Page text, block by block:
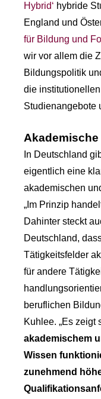
Hybrid‘ hybride
England und
für Bildung und
wir vor allem die
Bildungspolitik
die
Studienangebote
In Deutschland
eigentlich eine
akademischen
„Im Prinzip
Dahinter steckt
Deutschland,
Tätigkeitsfelder
für andere
beruflichen
Kuhlee. „Es zeigt
akademischem
Wissen
zunehmend